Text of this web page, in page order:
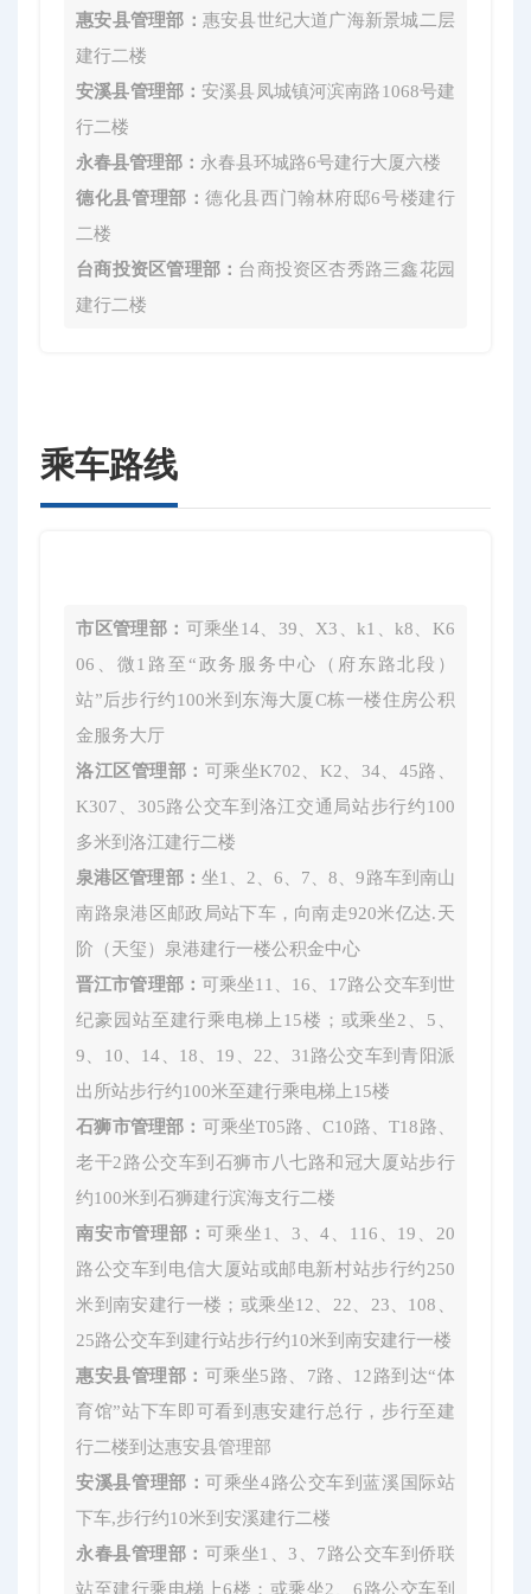
惠安县管理部： 惠安县世纪大道广海新景城二层
建行二楼
安溪县管理部： 安溪县凤城镇河滨南路1068号建
行二楼
永春县管理部： 永春县环城路6号建行大厦六楼
德化县管理部：德化县西门翰林府邸6号楼建行
二楼
台商投资区管理部： 台商投资区杏秀路三鑫花园
建行二楼
乘车路线
市区管理部： 可乘坐14、39、X3、k1、k8、K6
06、微1路至“政务服务中心（府东路北段）
站”后步行约100米到东海大厦C栋一楼住房公积
金服务大厅
洛江区管理部： 可乘坐K702、K2、34、45路、
K307、305路公交车到洛江交通局站步行约100
多米到洛江建行二楼
泉港区管理部： 坐1、2、6、7、8、9路车到南山
南路泉港区邮政局站下车，向南走920米亿达.天
阶（天玺）泉港建行一楼公积金中心
晋江市管理部： 可乘坐11、16、17路公交车到世
纪豪园站至建行乘电梯上15楼；或乘坐2、5、
9、10、14、18、19、22、31路公交车到青阳派
出所站步行约100米至建行乘电梯上15楼
石狮市管理部： 可乘坐T05路、C10路、T18路、
老干2路公交车到石狮市八七路和冠大厦站步行
约100米到石狮建行滨海支行二楼
南安市管理部：可乘坐1、3、4、116、19、20
路公交车到电信大厦站或邮电新村站步行约250
米到南安建行一楼；或乘坐12、22、23、108、
25路公交车到建行站步行约10米到南安建行一楼
惠安县管理部： 可乘坐5路、7路、12路到达“体
育馆”站下车即可看到惠安建行总行，步行至建
行二楼到达惠安县管理部
安溪县管理部：可乘坐4路公交车到蓝溪国际站
下车,步行约10米到安溪建行二楼
永春县管理部： 可乘坐1、3、7路公交车到侨联
站至建行乘电梯上6楼；或乘坐2、6路公交车到